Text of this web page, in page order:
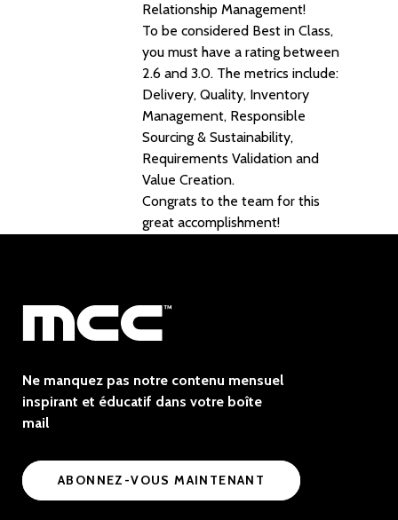
Relationship Management!
To be considered Best in Class,
you must have a rating between
2.6 and 3.0. The metrics include:
Delivery, Quality, Inventory
Management, Responsible
Sourcing & Sustainability,
Requirements Validation and
Value Creation.
Congrats to the team for this
great accomplishment!
Ne manquez pas notre contenu mensuel
inspirant et éducatif dans votre boîte
mail
ABONNEZ-VOUS MAINTENANT